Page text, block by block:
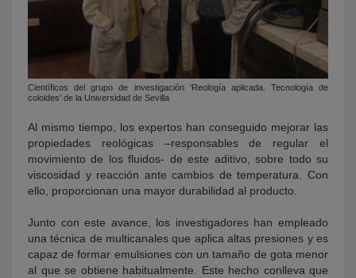
Científicos del grupo de investigación ‘Reología aplicada. Tecnología de
coloides’ de la Universidad de Sevilla
Al mismo tiempo, los expertos han conseguido mejorar las
propiedades reológicas –responsables de regular el
movimiento de los fluidos- de este aditivo, sobre todo su
viscosidad y reacción ante cambios de temperatura. Con
ello, proporcionan una mayor durabilidad al producto.
Junto con este avance, los investigadores han empleado
una técnica de multicanales que aplica altas presiones y es
capaz de formar emulsiones con un tamaño de gota menor
al que se obtiene habitualmente. Este hecho conlleva que